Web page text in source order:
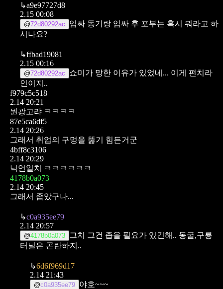
↳a9e97727d8
2.15 00:08
@72d80292ac
입싸 동기랑 입싸 후 포부는 혹시 뭐라고 하
시나요?
↳ffbad19081
2.15 00:16
@72d80292ac
쇼미가 망한 이유가 있었네... 이게 펀치라
인이지..
f979c5c518
2.14 20:21
뭔광고랴 ㅋㅋㅋㅋ
87e5ca6df5
2.14 20:26
그래서 취업의 구멍을 뚫기 힘든거군
4bff8c3106
2.14 20:29
닉언일치 ㅋㅋㅋㅋㅋㅋ
4178b0a073
2.14 20:45
그래서 좁았구나...
↳c0a935ee79
2.14 20:57
@4178b0a073
그치 그건 좁을 필요가 있긴해.. 동굴,구룡
터널은 곤란하지..
↳6d6f969d17
2.14 21:43
@c0a935ee79 야호~~~